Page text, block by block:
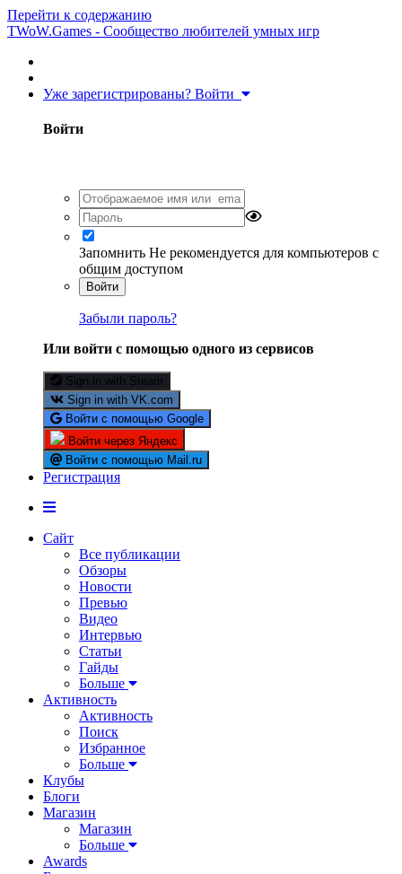
Перейти к содержанию
TWoW.Games - Сообщество любителей умных игр
Уже зарегистрированы? Войти
Войти
Запомнить Не рекомендуется для компьютеров с
общим доступом
Войти
Забыли пароль?
Или войти с помощью одного из сервисов
Sign in with Steam
Sign in with VK.com
Войти с помощью Google
Войти через Яндекс
Войти с помощью Mail.ru
Регистрация
Сайт
Все публикации
Обзоры
Новости
Превью
Видео
Интервью
Статьи
Гайды
Больше
Активность
Активность
Поиск
Избранное
Больше
Клубы
Блоги
Магазин
Магазин
Больше
Awards